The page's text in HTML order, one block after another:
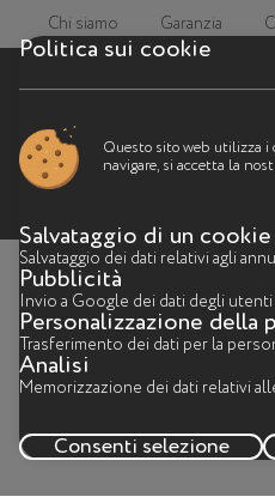
Chi siamo Garanzia
Politica sui cookie
Questo sito web utilizza i
navigare, si accetta la
Salvataggio di un cookie
Salvataggio dei dati relativi agli
Pubblicità
Invio a Google dei dati degli
Personalizzazione della
Trasferimento dei dati per la
Analisi
Memorizzazione dei dati relativi
Consenti selezione